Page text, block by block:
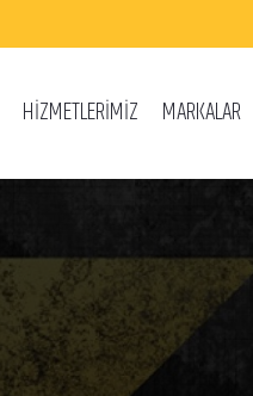
HİZMETLERİMİZ MARKALAR